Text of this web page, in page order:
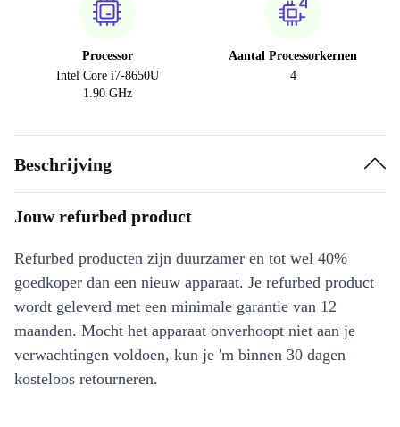
Processor
Intel Core i7-8650U
1.90 GHz
Aantal Processorkernen
4
Beschrijving
Jouw refurbed product
Refurbed producten zijn duurzamer en tot wel 40%
goedkoper dan een nieuw apparaat. Je refurbed product
wordt geleverd met een minimale garantie van 12
maanden. Mocht het apparaat onverhoopt niet aan je
verwachtingen voldoen, kun je 'm binnen 30 dagen
kosteloos retourneren.